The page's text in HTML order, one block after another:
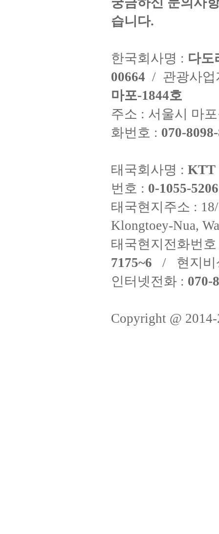
습니다.
한국회사명 : 다도
00664 / 관광사
마포-1844호
주소 : 서울시 마
화번호 : 070-
태국회사명 : KTT
번호 : 0-1055-
태국현지주소 :
Klongtoey-Nua,
태국현지전화번
7175~6 / 현지비
인터넷전화 : 070-
Copyright @